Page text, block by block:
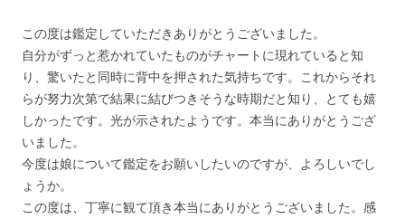
この度は鑑定していただきありがとうございました。
自分がずっと惹かれていたものがチャートに現れていると知
り、驚いたと同時に背中を押された気持ちです。これからそれ
らが努力次第で結果に結びつきそうな時期だと知り、とても嬉
しかったです。光が示されたようです。本当にありがとうござ
いました。
今度は娘について鑑定をお願いしたいのですが、よろしいでし
ょうか。
この度は、丁寧に観て頂き本当にありがとうございました。感